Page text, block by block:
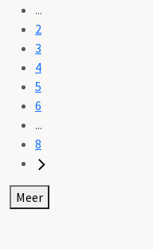
...
2
3
4
5
6
...
8
Meer